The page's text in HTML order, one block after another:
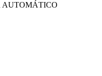
AUTOMÁTICO